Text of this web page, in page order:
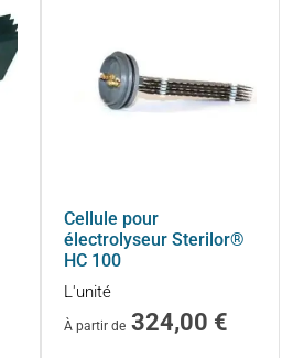
Cellule pour
électrolyseur Sterilor®
HC 100
L'unité
À partir de 324,00 €